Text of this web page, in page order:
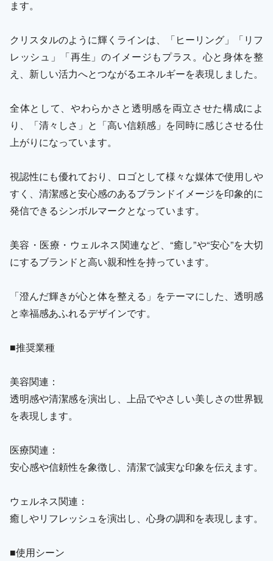
ます。
クリスタルのように輝くラインは、「ヒーリング」「リフ
レッシュ」「再生」のイメージもプラス。心と身体を整
え、新しい活力へとつながるエネルギーを表現しました。
全体として、やわらかさと透明感を両立させた構成によ
り、「清々しさ」と「高い信頼感」を同時に感じさせる仕
上がりになっています。
視認性にも優れており、ロゴとして様々な媒体で使用しや
すく、清潔感と安心感のあるブランドイメージを印象的に
発信できるシンボルマークとなっています。
美容・医療・ウェルネス関連など、“癒し”や“安心”を大切
にするブランドと高い親和性を持っています。
「澄んだ輝きが心と体を整える」をテーマにした、透明感
と幸福感あふれるデザインです。
■推奨業種
美容関連：
透明感や清潔感を演出し、上品でやさしい美しさの世界観
を表現します。
医療関連：
安心感や信頼性を象徴し、清潔で誠実な印象を伝えます。
ウェルネス関連：
癒しやリフレッシュを演出し、心身の調和を表現します。
■使用シーン